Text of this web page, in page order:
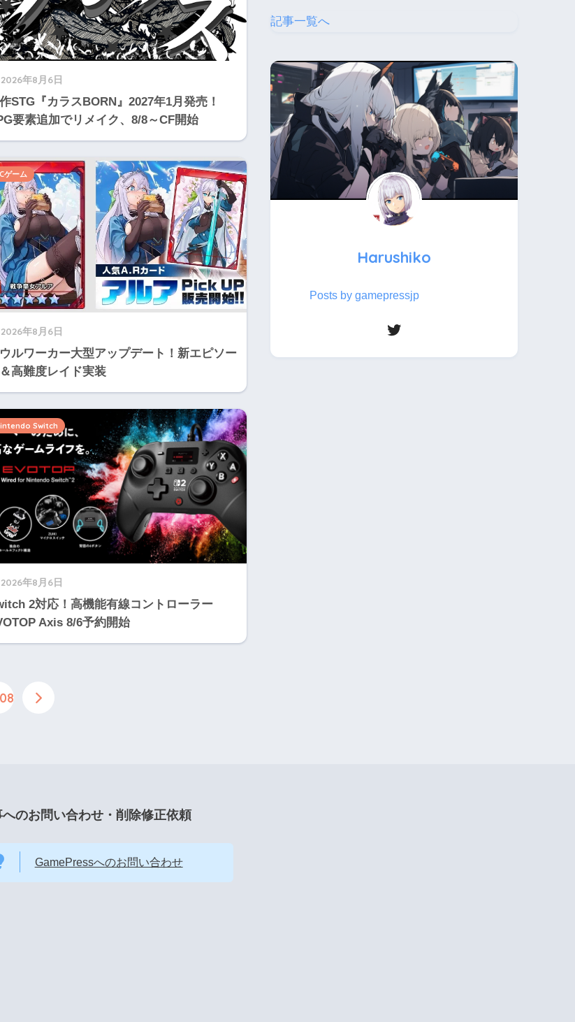
2026年8月6日
STG『カラスBORN』2027年1月発売！
要素追加でリメイク、8/8～CF開始
2026年8月6日
ルワーカー大型アップデート！新エピソー
＆高難度レイド実装
ゲーム
2026年8月6日
2対応！高機能有線コントローラー
Axis 8/6予約開始
Switch
記事一覧へ
Harushiko
Posts by gamepressjp
へのお問い合わせ・削除修正依頼
GamePressへのお問い合わせ